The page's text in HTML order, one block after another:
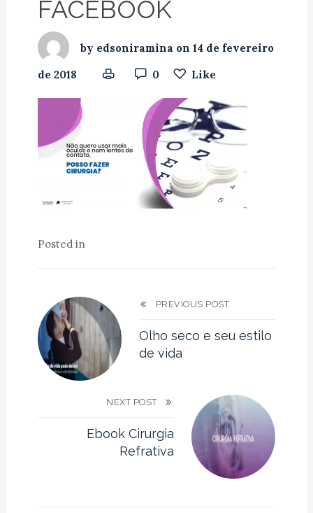
FACEBOOK
by edsoniramina on 14 de fevereiro
de 2018
0 Like
Posted in
PREVIOUS POST
Olho seco e seu estilo
de vida
NEXT POST
Ebook Cirurgia
Refrativa